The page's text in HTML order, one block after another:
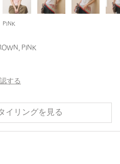
PINK
PINK
する
イリングを見る